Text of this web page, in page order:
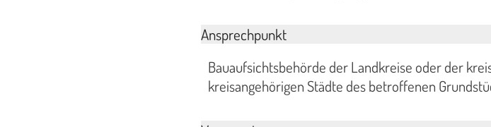
Ansprechpunkt
Bauaufsichtsbehörde der Landkreise oder der
kreisangehörigen Städte des betroffenen